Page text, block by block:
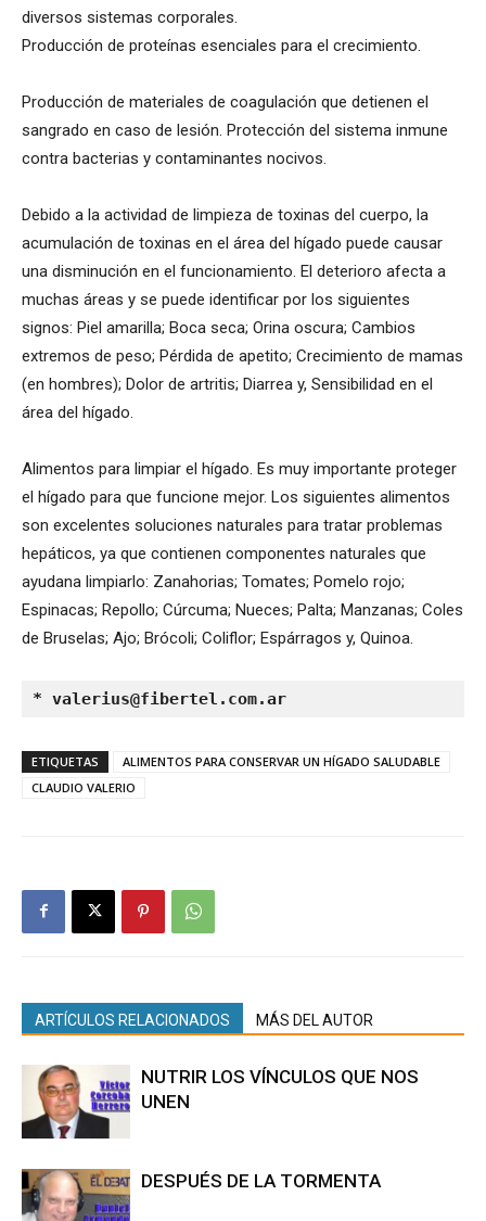
diversos sistemas corporales.
Producción de proteínas esenciales para el crecimiento.
Producción de materiales de coagulación que detienen el
sangrado en caso de lesión. Protección del sistema inmune
contra bacterias y contaminantes nocivos.
Debido a la actividad de limpieza de toxinas del cuerpo, la
acumulación de toxinas en el área del hígado puede causar
una disminución en el funcionamiento. El deterioro afecta a
muchas áreas y se puede identificar por los siguientes
signos: Piel amarilla; Boca seca; Orina oscura; Cambios
extremos de peso; Pérdida de apetito; Crecimiento de mamas
(en hombres); Dolor de artritis; Diarrea y, Sensibilidad en el
área del hígado.
Alimentos para limpiar el hígado. Es muy importante proteger
el hígado para que funcione mejor. Los siguientes alimentos
son excelentes soluciones naturales para tratar problemas
hepáticos, ya que contienen componentes naturales que
ayudana limpiarlo: Zanahorias; Tomates; Pomelo rojo;
Espinacas; Repollo; Cúrcuma; Nueces; Palta; Manzanas; Coles
de Bruselas; Ajo; Brócoli; Coliflor; Espárragos y, Quinoa.
* valerius@fibertel.com.ar
ETIQUETAS
ALIMENTOS PARA CONSERVAR UN HÍGADO SALUDABLE
CLAUDIO VALERIO
ARTÍCULOS RELACIONADOS MÁS DEL AUTOR
NUTRIR LOS VÍNCULOS QUE NOS
UNEN
DESPUÉS DE LA TORMENTA